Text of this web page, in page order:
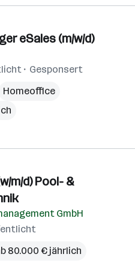
eSales (m/w/d)
Gesponsert
Homeoffice
m/d) Pool- &
GmbH
80.000 € jährlich